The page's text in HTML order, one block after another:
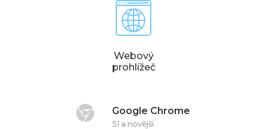
Webový
prohlížeč
Google Chrome
51 a novější